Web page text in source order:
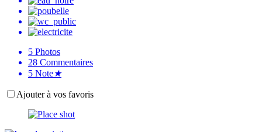
5 Photos
28 Commentaires
5 Note★
Ajouter à vos favoris